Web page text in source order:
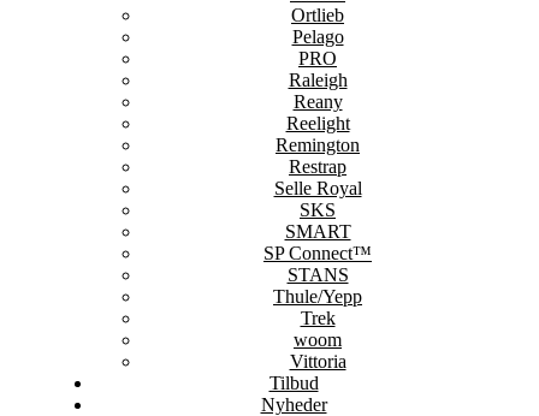
Ortlieb
Pelago
PRO
Raleigh
Reany
Reelight
Remington
Restrap
Selle Royal
SKS
SMART
SP Connect™
STANS
Thule/Yepp
Trek
woom
Vittoria
Tilbud
Nyheder